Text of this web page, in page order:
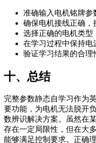
准确输入电机铭牌参
确保电机接线正确，
选择正确的电机类型
在学习过程中保持电
验证学习结果的合理
十、总结
完整参数静态自学习作为
要功能，为电机无法脱开
数辨识解决方案。虽然在
存在一定局限性，但在大
能够满足控制要求。正确